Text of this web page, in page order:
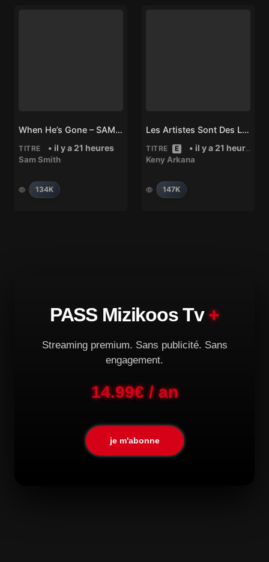
When He’s Gone – SAM SMITH
TITRE • il y a 21 heures
Sam Smith
134K
Les Artistes Sont Des Lâches – Keny Arkana
TITRE E • il y a 21 heures
Keny Arkana
147K
PASS Mizikoos Tv+
Streaming premium. Sans publicité. Sans
engagement.
14.99€ / an
je m'abonne